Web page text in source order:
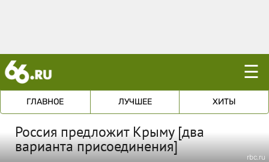
☰
ГЛАВНОЕ ЛУЧШЕЕ ХИТЫ
Россия предложит Крыму [два
варианта присоединения]
rbc.ru